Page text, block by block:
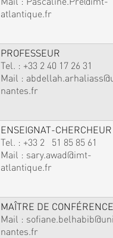
atlantique.fr
PROFESSEUR
Tel. : +33 2 40 17 26 31
Mail :
nantes.fr
ENSEIGNAT-CHERCHEUR
Tel. : +33 2 51 85 85 61
Mail : sary.awad@imt-
atlantique.fr
MAÎTRE DE
Mail :
nantes.fr